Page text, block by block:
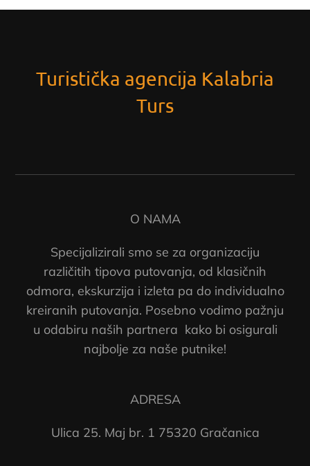
Turistička agencija Kalabria
Turs
O NAMA
Specijalizirali smo se za organizaciju
različitih tipova putovanja, od klasičnih
odmora, ekskurzija i izleta pa do individualno
kreiranih putovanja. Posebno vodimo pažnju
u odabiru naših partnera kako bi osigurali
najbolje za naše putnike!
ADRESA
Ulica 25. Maj br. 1 75320 Gračanica